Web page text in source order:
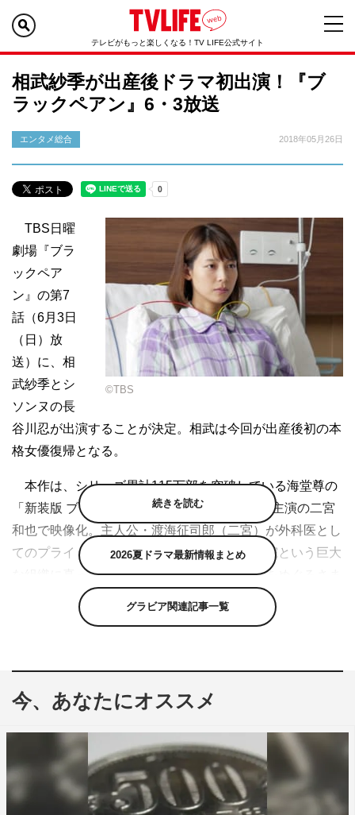
テレビがもっと楽しくなる！TV LIFE公式サイト
相武紗季が出産後ドラマ初出演！『ブ
ラックペアン』6・3放送
エンタメ総合 2018年05月26日
©TBS
TBS日曜
劇場『ブラ
ックペア
ン』の第7
話（6月3日
（日）放
送）に、相
武紗季とシ
ソンヌの長
谷川忍が出演することが決定。相武は今回が出産後初の本
格女優復帰となる。
本作は、シリーズ累計115万部を突破している海堂尊の
「新装版 ブラックペアン1988」を日曜劇場初主演の二宮
和也で映像化。主人公・渡海征司郎（二宮）が外科医とし
てのプライドを守るため、嫉妬渦巻く大学病院という巨大
な組織に真っ向から立ち向かい、新技術導入をめぐるさま
ざまな不正や隠された過去を暴いていく、痛快医療エンタ
ーテインメント。
（加藤綾子）の元同僚看護師・山本祥子。国を挙げての一
大プロジェクトとして“国産ダーウィン”である手術支援ロ
が、絶対に成功する手術を積極的に行うために佐伯（内野
聖陽）に勧めた、手術の難度が低い症例の患者という役ど
続きを読む
2026夏ドラマ最新情報まとめ
グラビア関連記事一覧
今、あなたにオススメ